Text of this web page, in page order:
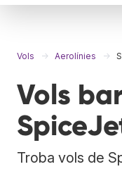
Vols Aerolínies
Vols
Troba vols de